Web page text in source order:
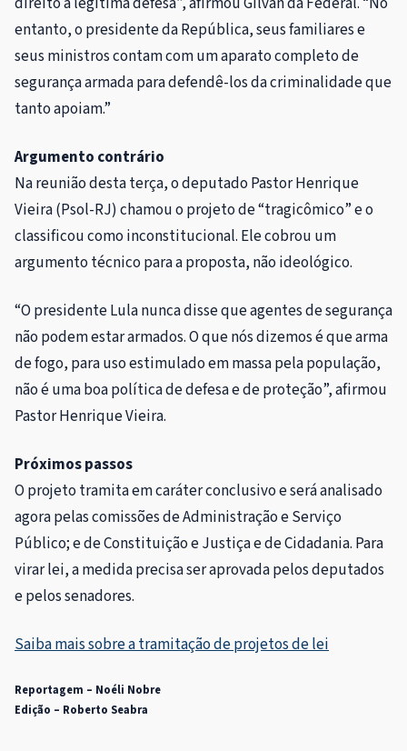
entanto, o presidente da República, seus familiares e
seus ministros contam com um aparato completo de
segurança armada para defendê-los da criminalidade que
tanto apoiam.”
Argumento contrário
Na reunião desta terça, o deputado Pastor Henrique
Vieira (Psol-RJ) chamou o projeto de “tragicômico” e o
classificou como inconstitucional. Ele cobrou um
argumento técnico para a proposta, não ideológico.
“O presidente Lula nunca disse que agentes de segurança
não podem estar armados. O que nós dizemos é que arma
de fogo, para uso estimulado em massa pela população,
não é uma boa política de defesa e de proteção”, afirmou
Pastor Henrique Vieira.
Próximos passos
O projeto tramita emcaráter conclusivoe será analisado
agora pelas comissões de Administração e Serviço
Público; e de Constituição e Justiça e de Cidadania. Para
virar lei, a medida precisa ser aprovada pelos deputados
e pelos senadores.
Saiba mais sobre a tramitação de projetos de lei
Reportagem – Noéli Nobre
Edição – Roberto Seabra